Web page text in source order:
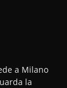
a Milano
la